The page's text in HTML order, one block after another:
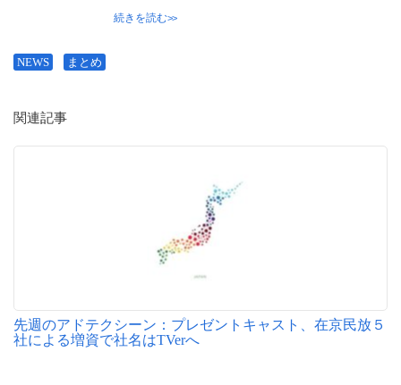
続きを読む
NEWS まとめ
関連記事
先週のアドテクシーン：プレゼントキャスト、在京民放５
社による増資で社名はTVerへ